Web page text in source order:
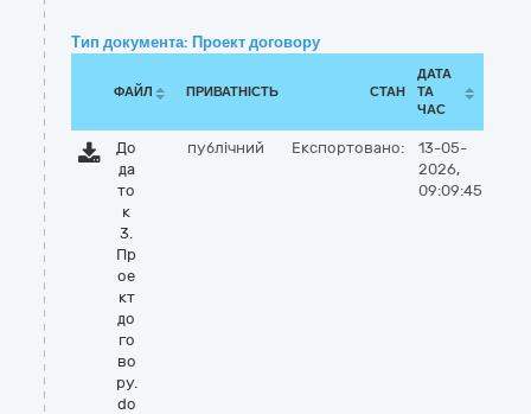
Тип документа: Проект договору
ФАЙЛ ПРИВАТНІСТЬ СТАН
ДАТА
ТА
ЧАС
До
да
то
к
3.
Пр
ое
кт
до
го
во
ру.
do
публічний Експортовано:
13-05-
2026,
09:09:45